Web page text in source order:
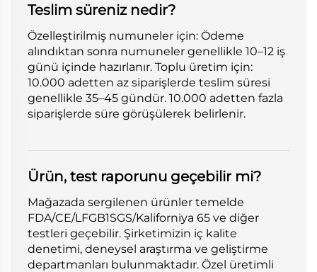
Teslim süreniz nedir?
Özelleştirilmiş numuneler için: Ödeme
alındıktan sonra numuneler genellikle 10–12 iş
günü içinde hazırlanır. Toplu üretim için:
10.000 adetten az siparişlerde teslim süresi
genellikle 35–45 gündür. 10.000 adetten fazla
siparişlerde süre görüşülerek belirlenir.
Ürün, test raporunu geçebilir mi?
Mağazada sergilenen ürünler temelde
FDA/CE/LFGB1SGS/Kaliforniya 65 ve diğer
testleri geçebilir. Şirketimizin iç kalite
denetimi, deneysel araştırma ve geliştirme
departmanları bulunmaktadır. Özel üretimli